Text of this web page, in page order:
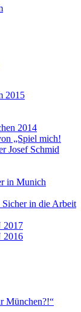
2015
2014
„Spiel mich!
Josef Schmid
in Munich
Sicher in die Arbeit
2017
2016
München?!“